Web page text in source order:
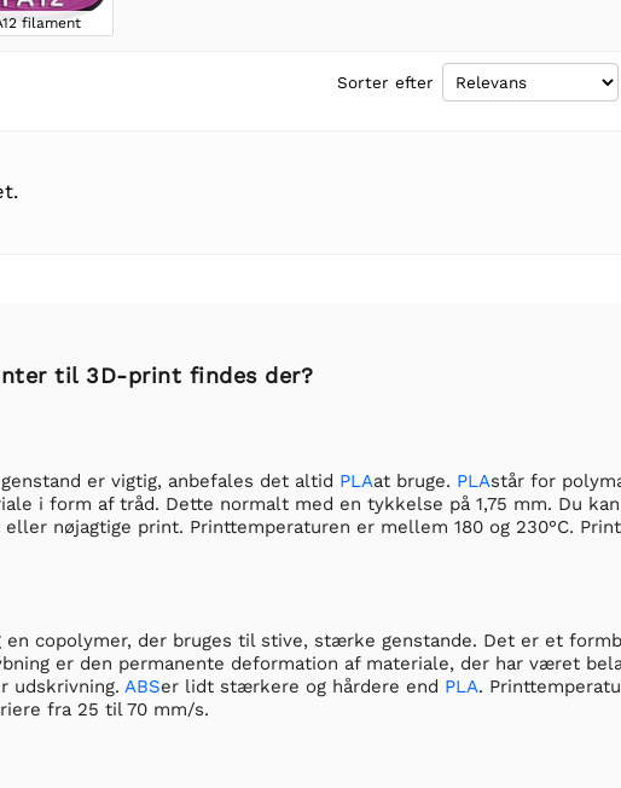
filament
Sorter efter
til 3D-print findes der?
er vigtig, anbefales det altid PLAat bruge. PLAstår for
i form af tråd. Dette normalt med en tykkelse på 1,75 mm. Du
nøjagtige print. Printtemperaturen er mellem 180 og 230°C.
copolymer, der bruges til stive, stærke genstande. Det er et
er den permanente deformation af materiale, der har været
udskrivning. ABSer lidt stærkere og hårdere end PLA.
fra 25 til 70 mm/s.